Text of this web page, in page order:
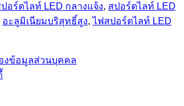
อร์ตไลท์ LED กลางแจ้ง, สปอร์ตไลท์ LED
อะลูมิเนียมบริสุทธิ์สูง,ไฟสปอร์ตไลท์ LED
งข้อมูลส่วนบุคคล